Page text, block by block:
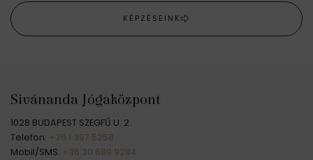
KÉPZÉSEINK
Sivánanda Jógaközpont
1028 BUDAPEST SZEGFŰ U. 2.
Telefon: +36 1 397 5258
Mobil/SMS: +36 30 689 9284